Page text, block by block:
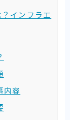
インフラエ
内容